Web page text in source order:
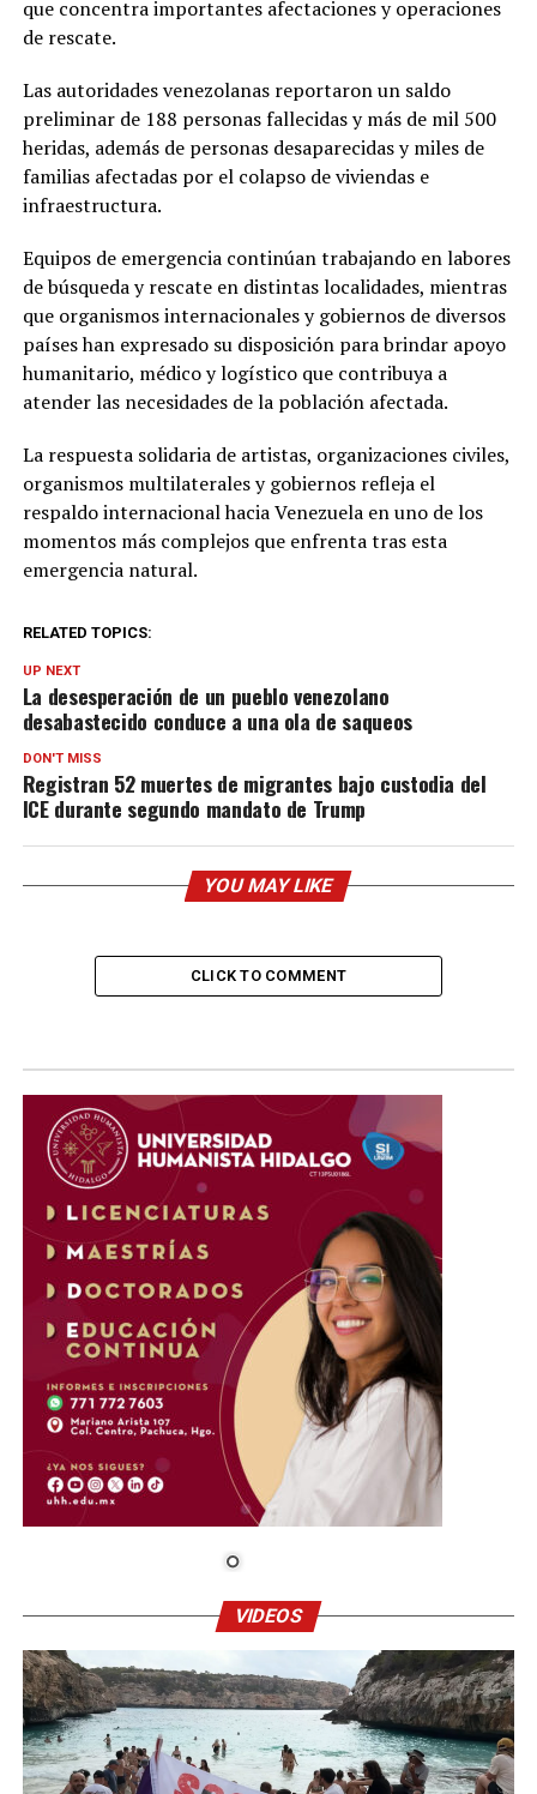
que concentra importantes afectaciones y operaciones
de rescate.
Las autoridades venezolanas reportaron un saldo
preliminar de 188 personas fallecidas y más de mil 500
heridas, además de personas desaparecidas y miles de
familias afectadas por el colapso de viviendas e
infraestructura.
Equipos de emergencia continúan trabajando en labores
de búsqueda y rescate en distintas localidades, mientras
que organismos internacionales y gobiernos de diversos
países han expresado su disposición para brindar apoyo
humanitario, médico y logístico que contribuya a
atender las necesidades de la población afectada.
La respuesta solidaria de artistas, organizaciones civiles,
organismos multilaterales y gobiernos refleja el
respaldo internacional hacia Venezuela en uno de los
momentos más complejos que enfrenta tras esta
emergencia natural.
RELATED TOPICS:
UP NEXT
La desesperación de un pueblo venezolano
desabastecido conduce a una ola de saqueos
DON'T MISS
Registran 52 muertes de migrantes bajo custodia del
ICE durante segundo mandato de Trump
YOU MAY LIKE
CLICK TO COMMENT
VIDEOS